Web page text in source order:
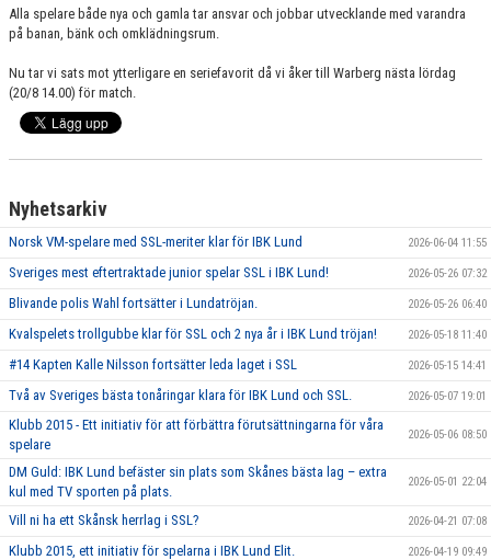
Alla spelare både nya och gamla tar ansvar och jobbar utvecklande med varandra
på banan, bänk och omklädningsrum.
Nu tar vi sats mot ytterligare en seriefavorit då vi åker till Warberg nästa lördag
(20/8 14.00) för match.
Nyhetsarkiv
Norsk VM-spelare med SSL-meriter klar för IBK Lund 2026-06-04 11:55
Sveriges mest eftertraktade junior spelar SSL i IBK Lund! 2026-05-26 07:32
Blivande polis Wahl fortsätter i Lundatröjan. 2026-05-26 06:40
Kvalspelets trollgubbe klar för SSL och 2 nya år i IBK Lund tröjan! 2026-05-18 11:40
#14 Kapten Kalle Nilsson fortsätter leda laget i SSL 2026-05-15 14:41
Två av Sveriges bästa tonåringar klara för IBK Lund och SSL. 2026-05-07 19:01
Klubb 2015 - Ett initiativ för att förbättra förutsättningarna för våra
spelare
2026-05-06 08:50
DM Guld: IBK Lund befäster sin plats som Skånes bästa lag – extra
kul med TV sporten på plats.
2026-05-01 22:04
Vill ni ha ett Skånsk herrlag i SSL? 2026-04-21 07:08
Klubb 2015, ett initiativ för spelarna i IBK Lund Elit. 2026-04-19 09:49